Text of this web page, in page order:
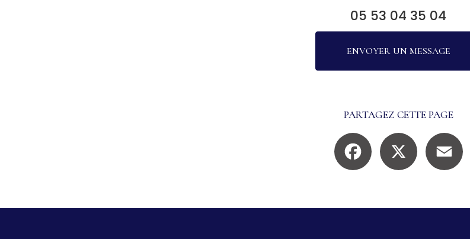
05 53 04 35 04
ENVOYER UN MESSAGE
PARTAGEZ CETTE PAGE
Facebook